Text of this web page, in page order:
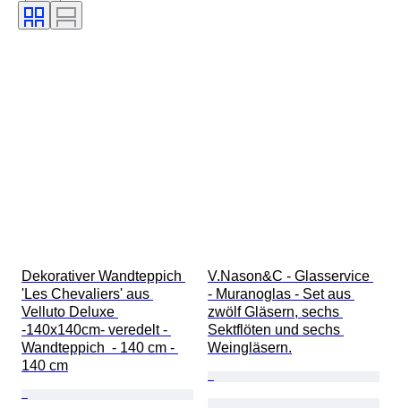
Auflage
Dekorativer Wandteppich
'Les Chevaliers' aus
Velluto Deluxe
-140x140cm- veredelt -
Wandteppich  - 140 cm -
140 cm
V.Nason&C - Glasservice
- Muranoglas - Set aus
zwölf Gläsern, sechs
Sektflöten und sechs
Weingläsern.